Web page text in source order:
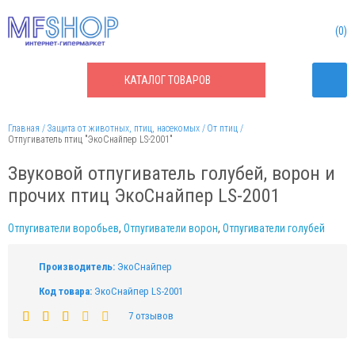
КАТАЛОГТОВАРОВ
0
Главная Защита от животных, птиц, насекомых
От птиц
Отпугиватель птиц "ЭкоСнайпер LS-2001"
Звуковой отпугиватель голубей, ворон и
прочих птиц ЭкоСнайпер LS-2001
Отпугиватели воробьев, Отпугиватели ворон, Отпугиватели голубей
Производитель: ЭкоСнайпер
Код товара: ЭкоСнайпер LS-2001
7 отзывов